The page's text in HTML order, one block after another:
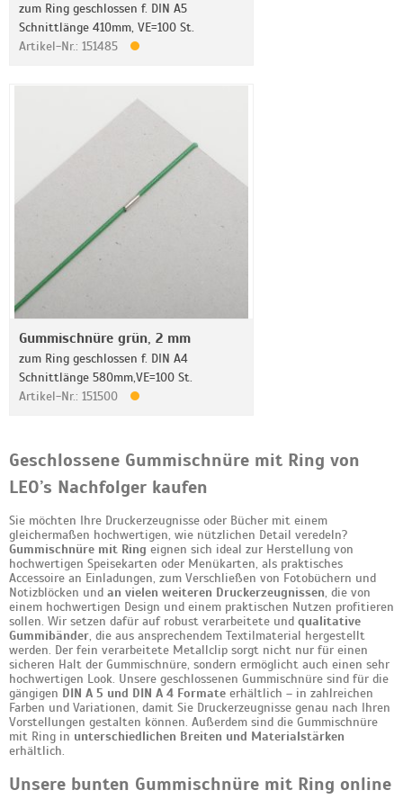
zum Ring geschlossen f. DIN A5
Schnittlänge 410mm, VE=100 St.
Artikel-Nr.: 151485
Gummischnüre grün, 2 mm
zum Ring geschlossen f. DIN A4
Schnittlänge 580mm,VE=100 St.
Artikel-Nr.: 151500
Geschlossene Gummischnüre mit Ring von
LEO’s Nachfolger kaufen
Sie möchten Ihre Druckerzeugnisse oder Bücher mit einem
gleichermaßen hochwertigen, wie nützlichen Detail veredeln?
Gummischnüre mit Ring eignen sich ideal zur Herstellung von
hochwertigen Speisekarten oder Menükarten, als praktisches
Accessoire an Einladungen, zum Verschließen von Fotobüchern und
Notizblöcken und an vielen weiteren Druckerzeugnissen, die von
einem hochwertigen Design und einem praktischen Nutzen profitieren
sollen. Wir setzen dafür auf robust verarbeitete und qualitative
Gummibänder, die aus ansprechendem Textilmaterial hergestellt
werden. Der fein verarbeitete Metallclip sorgt nicht nur für einen
sicheren Halt der Gummischnüre, sondern ermöglicht auch einen sehr
hochwertigen Look. Unsere geschlossenen Gummischnüre sind für die
gängigen DIN A 5 und DIN A 4 Formate erhältlich – in zahlreichen
Farben und Variationen, damit Sie Druckerzeugnisse genau nach Ihren
Vorstellungen gestalten können. Außerdem sind die Gummischnüre
mit Ring in unterschiedlichen Breiten und Materialstärken
erhältlich.
Unsere bunten Gummischnüre mit Ring online